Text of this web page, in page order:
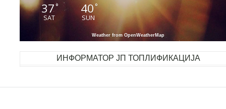
37°
SAT
40°
SUN
Weather from OpenWeatherMap
ИНФОРМАТОР ЈП ТОПЛИФИКАЦИЈА